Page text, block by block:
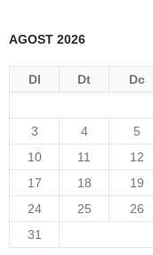
AGOST 2026
Dl Dt Dc
3
4 5
10
11 12
17
18 19
24
25 26
31